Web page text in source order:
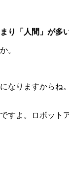
「人間」が多
。
なりますからね
すよ。ロボット